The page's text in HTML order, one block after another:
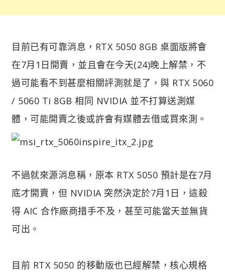
目前已有可靠消息，RTX 5050 8GB 桌面版將會
在7月1日開賣，並且會在今天(24)晚上解禁，不
過可能看不到甚麼相關評測就是了，與 RTX 5060
/ 5060 Ti 8GB 相同 NVIDIA 並不打算送測媒
體，可能開賣之後或許會有媒體去借或買來測。
不過就來源消息稱，原本 RTX 5050 預計是在7月
底才開賣，但 NVIDIA 突然決定於7月1日，這殺
得 AIC 合作廠商措手不及，甚至可能當天並無貨
可出。
目前 RTX 5050 的移動版也已經解禁，核心規格